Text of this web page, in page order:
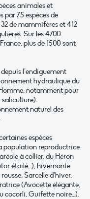
animales et
par 75 espèces de
de mammifères et 412
Sur les 4700
plus de 1500 sont
l’endiguement
hydraulique du
notamment pour
saliculture).
naturel des
espèces
population reproductrice
à collier, du Héron
étoilé…), hivernante
Sarcelle d’hiver,
(Avocette élégante,
cocorli, Guifette noire…).